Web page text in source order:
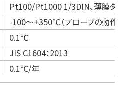
Pt100/Pt1000 1/3DIN、薄膜タイ
-100～+350℃（プローブの動作
0.1℃
JIS C1604：2013
0.1℃/年